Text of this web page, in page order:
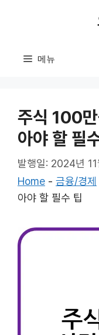
메뉴
주식 100
아야 할 필
발행일: 2024년
Home - 금융/경제
아야 할 필수 팁